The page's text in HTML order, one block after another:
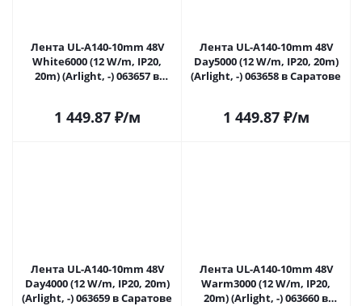
Лента UL-A140-10mm 48V
White6000 (12 W/m, IP20,
20m) (Arlight, -) 063657 в
1 449.87₽/м
Лента UL-A140-10mm 48V
Day5000 (12 W/m, IP20, 20m)
(Arlight, -) 063658 в Саратове
1 449.87₽/м
Лента UL-A140-10mm 48V
Day4000 (12 W/m, IP20, 20m)
(Arlight, -) 063659 в Саратове
Лента UL-A140-10mm 48V
Warm3000 (12 W/m, IP20,
20m) (Arlight, -) 063660 в